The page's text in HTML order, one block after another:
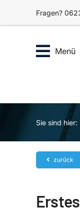
Fragen?
Menü
Sie sind hier:
zurück